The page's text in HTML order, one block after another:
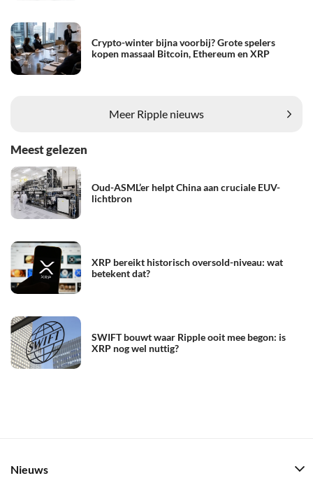
Crypto-winter bijna voorbij? Grote spelers
kopen massaal Bitcoin, Ethereum en XRP
Meer Ripple nieuws
Meest gelezen
Oud-ASML’er helpt China aan cruciale EUV-
lichtbron
XRP bereikt historisch oversold-niveau: wat
betekent dat?
SWIFT bouwt waar Ripple ooit mee begon: is
XRP nog wel nuttig?
Nieuws